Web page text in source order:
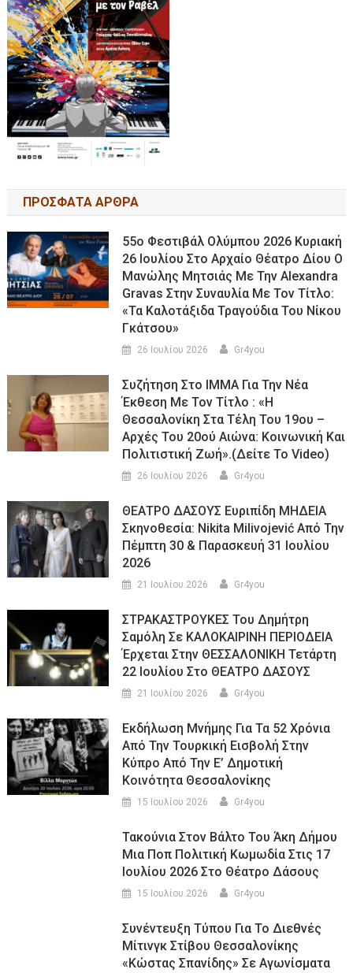
ΠΡΟΣΦΑΤΑ ΑΡΘΡΑ
55ο Φεστιβάλ Ολύμπου 2026 Κυριακή
26 Ιουλίου Στο Αρχαίο Θέατρο Δίου Ο
Μανώλης Μητσιάς Με Την Alexandra
Gravas Στην Συναυλία Με Τον Τίτλο:
«τα Καλοτάξιδα Τραγούδια Του Νίκου
Γκάτσου»
26 Ιουλίου 2026 Gr4you
Συζήτηση Στο ΙΜΜΑ Για Την Νέα
Έκθεση Με Τον Τίτλο : «Η
Θεσσαλονίκη Στα Τέλη Του 19ου –
Αρχές Του 20ού Αιώνα: Κοινωνική Και
Πολιτιστική Ζωή».(Δείτε Το Video)
26 Ιουλίου 2026 Gr4you
ΘΕΑΤΡΟ ΔΑΣΟΥΣ Ευριπίδη ΜΗΔΕΙΑ
Σκηνοθεσία: Nikita Milivojević Από Την
Πέμπτη 30 & Παρασκευή 31 Ιουλίου
2026
21 Ιουλίου 2026 Gr4you
ΣΤΡΑΚΑΣΤΡΟΥΚΕΣ Του Δημήτρη
Σαμόλη Σε ΚΑΛΟΚΑΙΡΙΝΗ ΠΕΡΙΟΔΕΙΑ
Έρχεται Στην ΘΕΣΣΑΛΟΝΙΚΗ Τετάρτη
22 Ιουλίου Στο ΘΕΑΤΡΟ ΔΑΣΟΥΣ
21 Ιουλίου 2026 Gr4you
Εκδήλωση Μνήμης Για Τα 52 Χρόνια
Από Την Τουρκική Εισβολή Στην
Κύπρο Από Την Ε’ Δημοτική
Κοινότητα Θεσσαλονίκης
15 Ιουλίου 2026 Gr4you
Τακούνια Στον Βάλτο Του Άκη Δήμου
Μια Ποπ Πολιτική Κωμωδία Στις 17
Ιουλίου 2026 Στο Θέατρο Δάσους
15 Ιουλίου 2026 Gr4you
Συνέντευξη Τύπου Για Το Διεθνές
Μίτινγκ Στίβου Θεσσαλονίκης
«Κώστας Σπανίδης» Σε Αγωνίσματα